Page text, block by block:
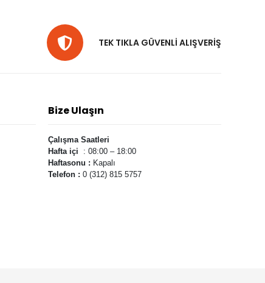
TEK TIKLA GÜVENLİ ALIŞVERİŞ
Bize Ulaşın
Çalışma Saatleri
Hafta içi : 08:00 – 18:00
Haftasonu : Kapalı
Telefon : 0 (312) 815 5757